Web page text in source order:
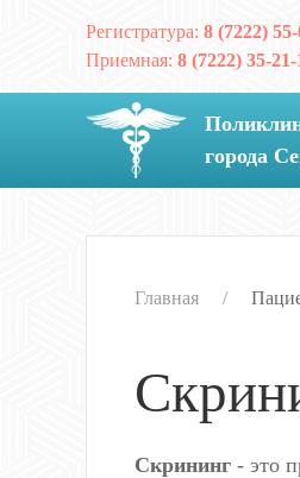
Регистратура: 8 (7222)
Приемная: 8 (7222) 35-21-
города
Главная
Скрининг - это